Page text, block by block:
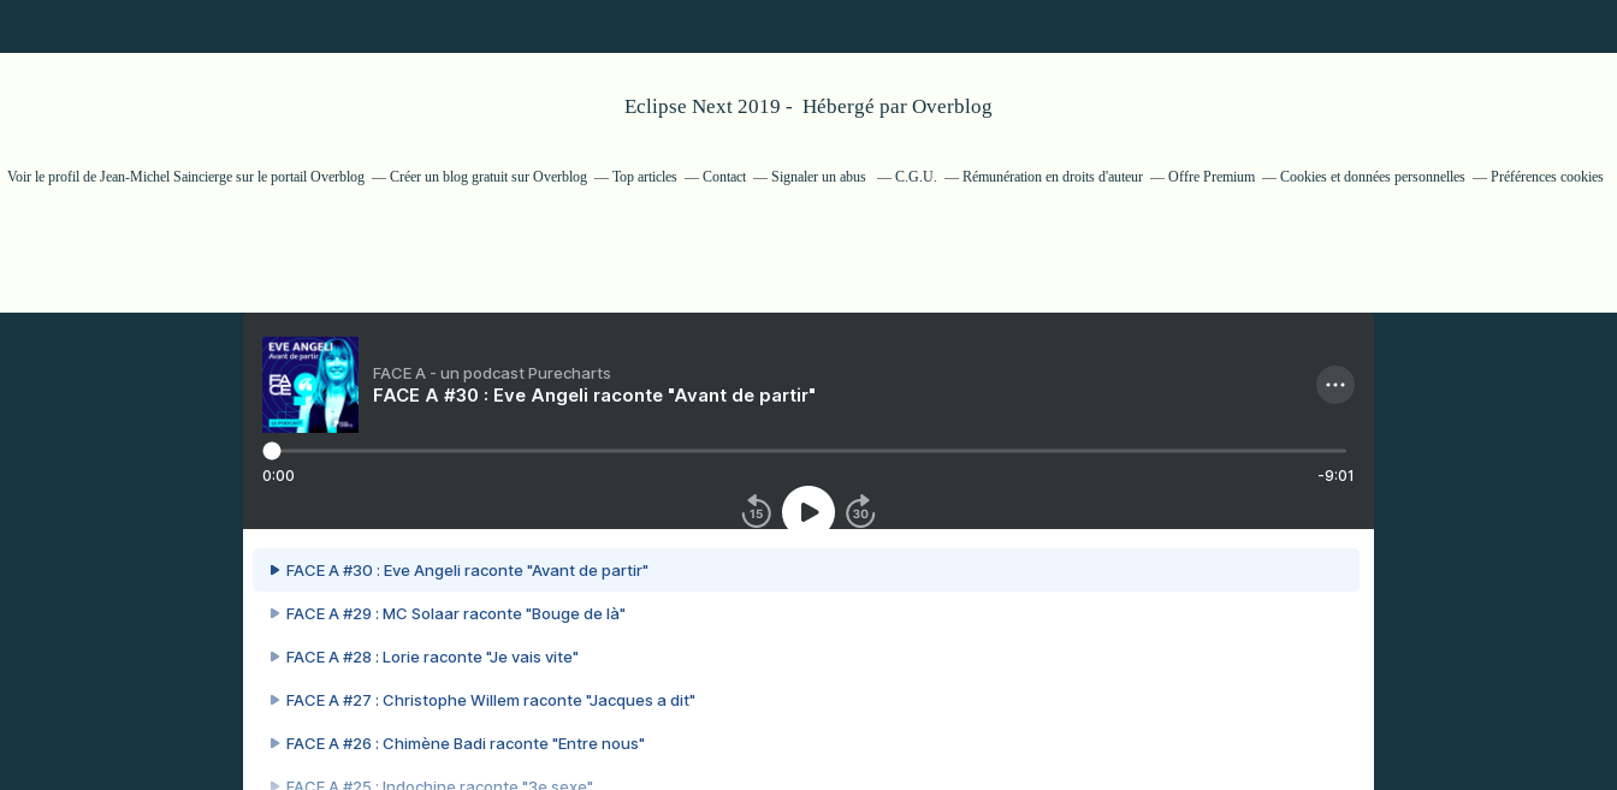
Eclipse Next 2019 - Hébergé par Overblog
Voir le profil de Jean-Michel Sainciergesur le portail Overblog Créer un blog gratuit sur Overblog Top articles Contact Signaler un abus C.G.U. Rémunération en droits d'auteur Offre Premium Cookies et données personnelles Préférences cookies
FACE A - un podcast Purecharts
FACE A #30 : Eve Angeli raconte "Avant de partir"
0:00 -9:01
FACE A #30 : Eve Angeli raconte "Avant de partir"
FACE A #29 : MC Solaar raconte "Bouge de là"
FACE A #28 : Lorie raconte "Je vais vite"
FACE A #27 : Christophe Willem raconte "Jacques a dit"
FACE A #26 : Chimène Badi raconte "Entre nous"
FACE A #25 : Indochine raconte "3e sexe"